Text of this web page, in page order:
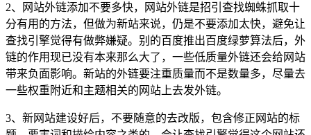
2、网站外链添加不要多快，网站外链是招引查找蜘蛛抓取十
分有用的方法，但做为新站来说，仍是不要添加太快，避免让
查找引擎觉得有做弊嫌疑。别的百度推出百度绿萝算法后，外
链的作用现已没有本来那么大了，一些低质量外链还会给网站
带来负面影响。新站的外链要注重质量而不是数量多，尽量去
一些权重附近和主题相关的网站上去发外链。
3、新网站建设好后，不要随意的去改版，包含修正网站的标